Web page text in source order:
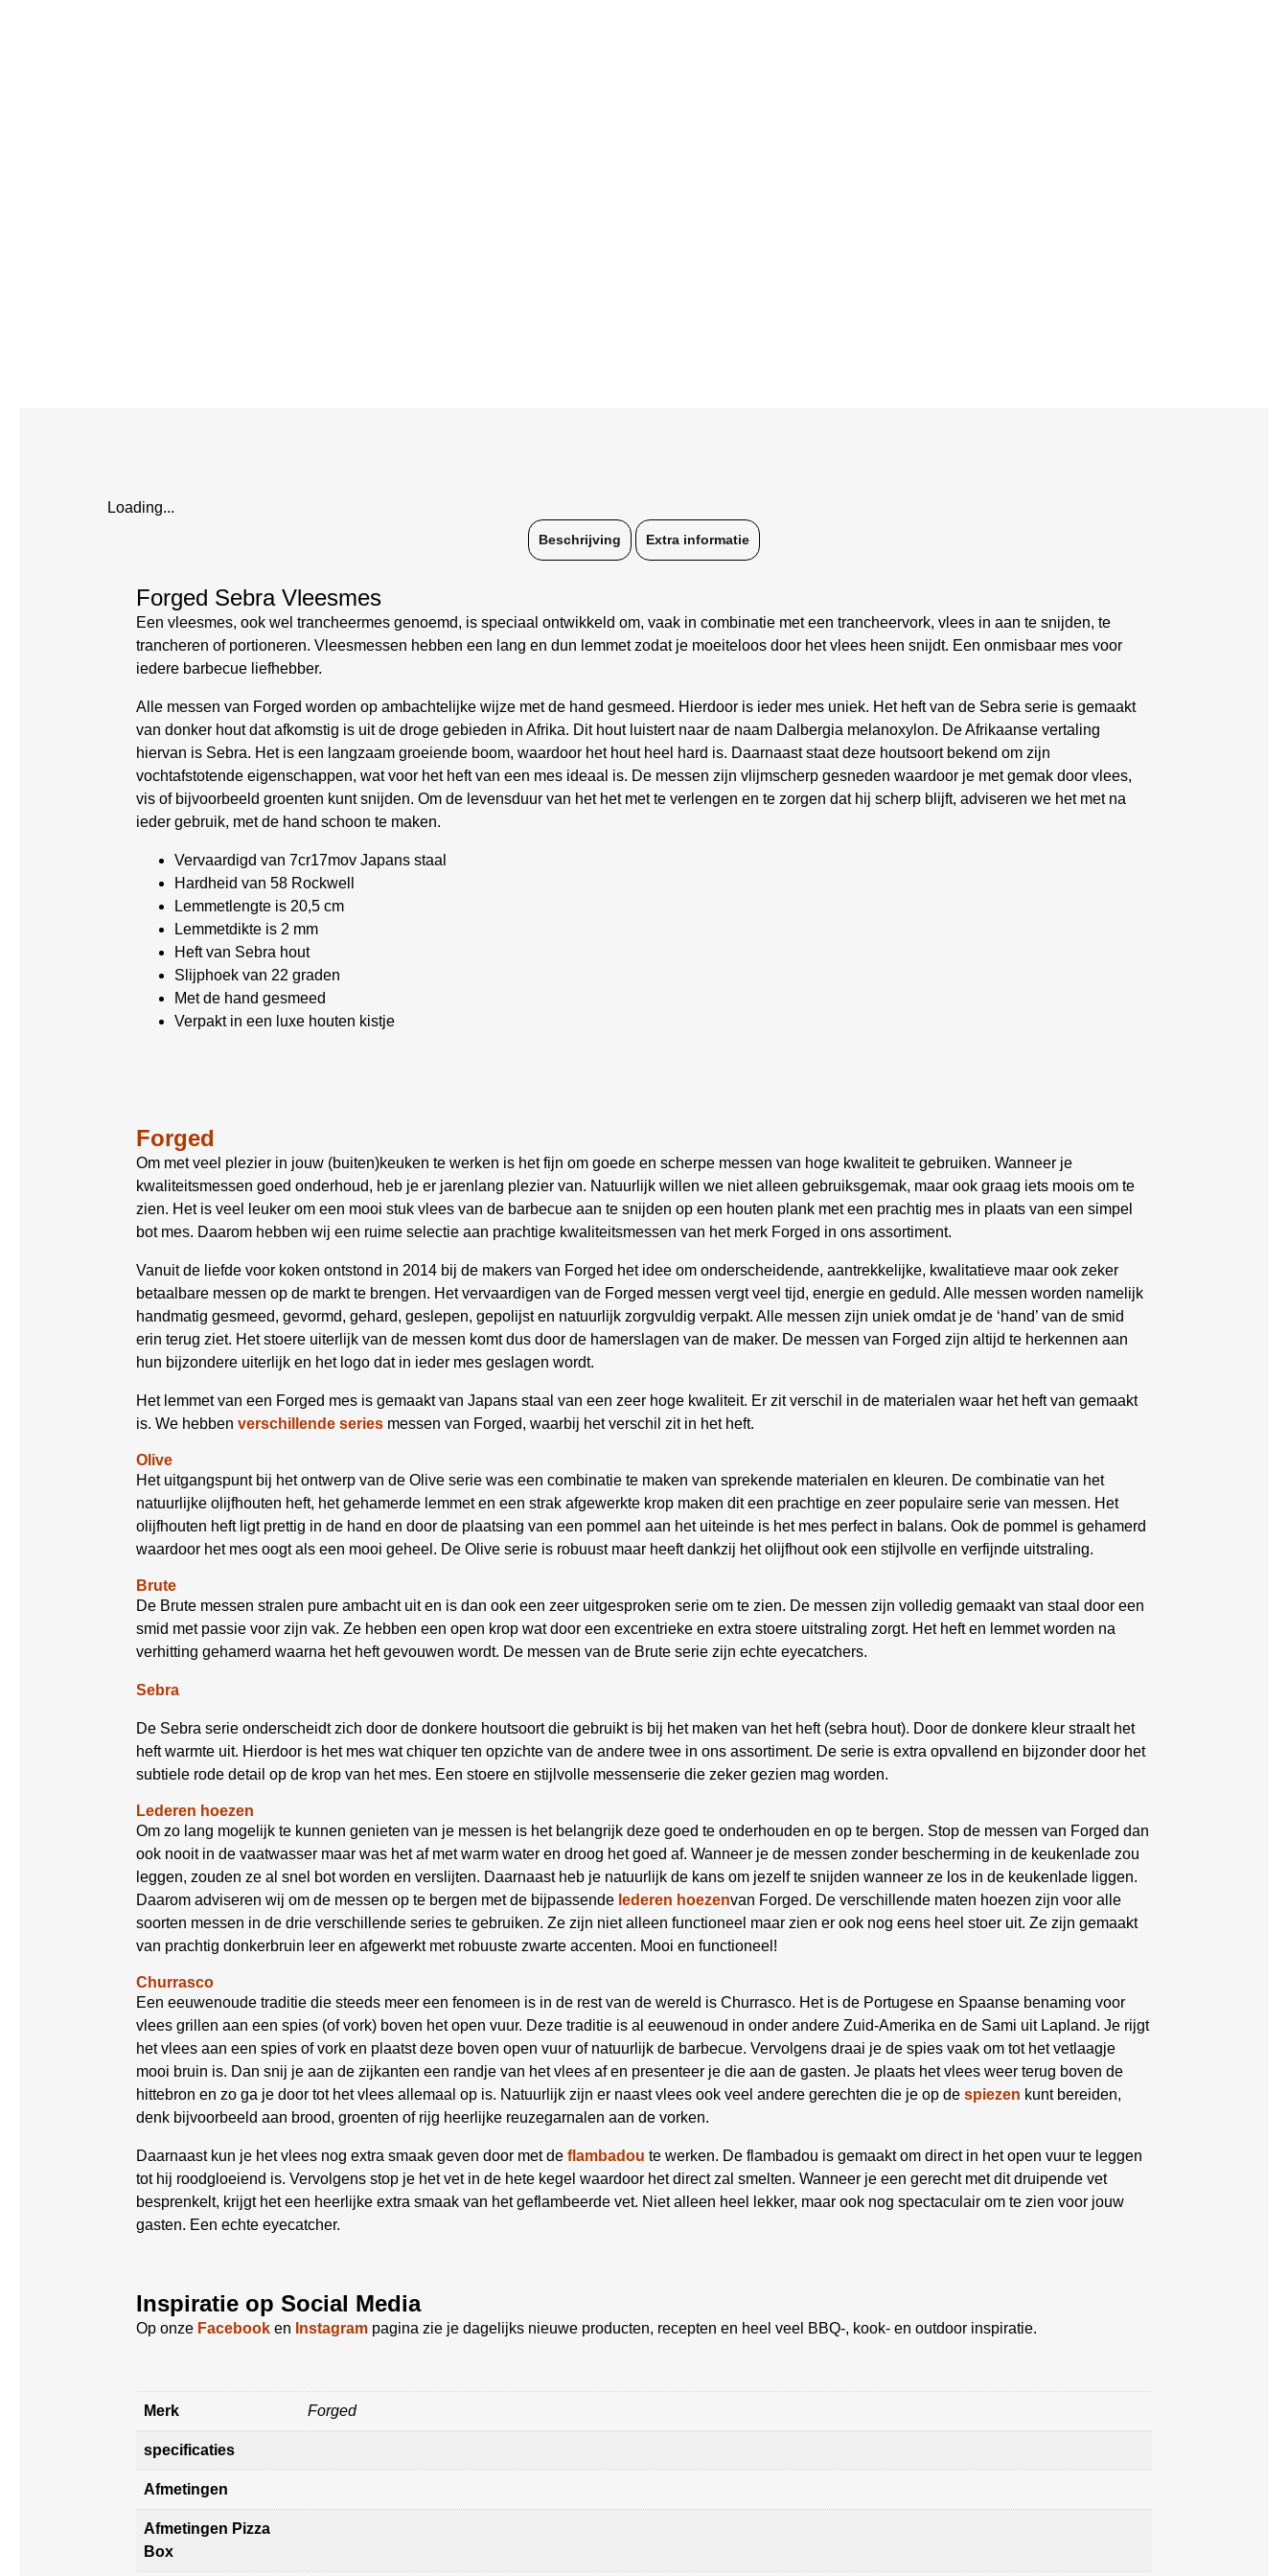
Loading...
Beschrijving Extra informatie
Forged Sebra Vleesmes
Een vleesmes, ook wel trancheermes genoemd, is speciaal ontwikkeld om, vaak in combinatie met een trancheervork, vlees in aan te snijden, te
trancheren of portioneren. Vleesmessen hebben een lang en dun lemmet zodat je moeiteloos door het vlees heen snijdt. Een onmisbaar mes voor
iedere barbecue liefhebber.
Alle messen van Forged worden op ambachtelijke wijze met de hand gesmeed. Hierdoor is ieder mes uniek. Het heft van de Sebra serie is gemaakt
van donker hout dat afkomstig is uit de droge gebieden in Afrika. Dit hout luistert naar de naam Dalbergia melanoxylon. De Afrikaanse vertaling
hiervan is Sebra. Het is een langzaam groeiende boom, waardoor het hout heel hard is. Daarnaast staat deze houtsoort bekend om zijn
vochtafstotende eigenschappen, wat voor het heft van een mes ideaal is. De messen zijn vlijmscherp gesneden waardoor je met gemak door vlees,
vis of bijvoorbeeld groenten kunt snijden. Om de levensduur van het het met te verlengen en te zorgen dat hij scherp blijft, adviseren we het met na
ieder gebruik, met de hand schoon te maken.
Vervaardigd van 7cr17mov Japans staal
Hardheid van 58 Rockwell
Lemmetlengte is 20,5 cm
Lemmetdikte is 2 mm
Heft van Sebra hout
Slijphoek van 22 graden
Met de hand gesmeed
Verpakt in een luxe houten kistje
Forged
Om met veel plezier in jouw (buiten)keuken te werken is het fijn om goede en scherpe messen van hoge kwaliteit te gebruiken. Wanneer je
kwaliteitsmessen goed onderhoud, heb je er jarenlang plezier van. Natuurlijk willen we niet alleen gebruiksgemak, maar ook graag iets moois om te
zien. Het is veel leuker om een mooi stuk vlees van de barbecue aan te snijden op een houten plank met een prachtig mes in plaats van een simpel
bot mes. Daarom hebben wij een ruime selectie aan prachtige kwaliteitsmessen van het merk Forged in ons assortiment.
Vanuit de liefde voor koken ontstond in 2014 bij de makers van Forged het idee om onderscheidende, aantrekkelijke, kwalitatieve maar ook zeker
betaalbare messen op de markt te brengen. Het vervaardigen van de Forged messen vergt veel tijd, energie en geduld. Alle messen worden namelijk
handmatig gesmeed, gevormd, gehard, geslepen, gepolijst en natuurlijk zorgvuldig verpakt. Alle messen zijn uniek omdat je de ‘hand’ van de smid
erin terug ziet. Het stoere uiterlijk van de messen komt dus door de hamerslagen van de maker. De messen van Forged zijn altijd te herkennen aan
hun bijzondere uiterlijk en het logo dat in ieder mes geslagen wordt.
Het lemmet van een Forged mes is gemaakt van Japans staal van een zeer hoge kwaliteit. Er zit verschil in de materialen waar het heft van gemaakt
is. We hebben verschillende series messen van Forged, waarbij het verschil zit in het heft.
Olive
Het uitgangspunt bij het ontwerp van de Olive serie was een combinatie te maken van sprekende materialen en kleuren. De combinatie van het
natuurlijke olijfhouten heft, het gehamerde lemmet en een strak afgewerkte krop maken dit een prachtige en zeer populaire serie van messen. Het
olijfhouten heft ligt prettig in de hand en door de plaatsing van een pommel aan het uiteinde is het mes perfect in balans. Ook de pommel is gehamerd
waardoor het mes oogt als een mooi geheel. De Olive serie is robuust maar heeft dankzij het olijfhout ook een stijlvolle en verfijnde uitstraling.
Brute
De Brute messen stralen pure ambacht uit en is dan ook een zeer uitgesproken serie om te zien. De messen zijn volledig gemaakt van staal door een
smid met passie voor zijn vak. Ze hebben een open krop wat door een excentrieke en extra stoere uitstraling zorgt. Het heft en lemmet worden na
verhitting gehamerd waarna het heft gevouwen wordt. De messen van de Brute serie zijn echte eyecatchers.
Sebra
De Sebra serie onderscheidt zich door de donkere houtsoort die gebruikt is bij het maken van het heft (sebra hout). Door de donkere kleur straalt het
heft warmte uit. Hierdoor is het mes wat chiquer ten opzichte van de andere twee in ons assortiment. De serie is extra opvallend en bijzonder door het
subtiele rode detail op de krop van het mes. Een stoere en stijlvolle messenserie die zeker gezien mag worden.
Lederen hoezen
Om zo lang mogelijk te kunnen genieten van je messen is het belangrijk deze goed te onderhouden en op te bergen. Stop de messen van Forged dan
ook nooit in de vaatwasser maar was het af met warm water en droog het goed af. Wanneer je de messen zonder bescherming in de keukenlade zou
leggen, zouden ze al snel bot worden en verslijten. Daarnaast heb je natuurlijk de kans om jezelf te snijden wanneer ze los in de keukenlade liggen.
Daarom adviseren wij om de messen op te bergen met de bijpassende lederen hoezenvan Forged. De verschillende maten hoezen zijn voor alle
soorten messen in de drie verschillende series te gebruiken. Ze zijn niet alleen functioneel maar zien er ook nog eens heel stoer uit. Ze zijn gemaakt
van prachtig donkerbruin leer en afgewerkt met robuuste zwarte accenten. Mooi en functioneel!
Churrasco
Een eeuwenoude traditie die steeds meer een fenomeen is in de rest van de wereld is Churrasco. Het is de Portugese en Spaanse benaming voor
vlees grillen aan een spies (of vork) boven het open vuur. Deze traditie is al eeuwenoud in onder andere Zuid-Amerika en de Sami uit Lapland. Je rijgt
het vlees aan een spies of vork en plaatst deze boven open vuur of natuurlijk de barbecue. Vervolgens draai je de spies vaak om tot het vetlaagje
mooi bruin is. Dan snij je aan de zijkanten een randje van het vlees af en presenteer je die aan de gasten. Je plaats het vlees weer terug boven de
hittebron en zo ga je door tot het vlees allemaal op is. Natuurlijk zijn er naast vlees ook veel andere gerechten die je op de spiezen kunt bereiden,
denk bijvoorbeeld aan brood, groenten of rijg heerlijke reuzegarnalen aan de vorken.
Daarnaast kun je het vlees nog extra smaak geven door met de flambadou te werken. De flambadou is gemaakt om direct in het open vuur te leggen
tot hij roodgloeiend is. Vervolgens stop je het vet in de hete kegel waardoor het direct zal smelten. Wanneer je een gerecht met dit druipende vet
besprenkelt, krijgt het een heerlijke extra smaak van het geflambeerde vet. Niet alleen heel lekker, maar ook nog spectaculair om te zien voor jouw
gasten. Een echte eyecatcher.
Inspiratie op Social Media
Op onze Facebook en Instagram pagina zie je dagelijks nieuwe producten, recepten en heel veel BBQ-, kook- en outdoor inspiratie.
Merk Forged
specificaties
Afmetingen
Afmetingen Pizza
Box